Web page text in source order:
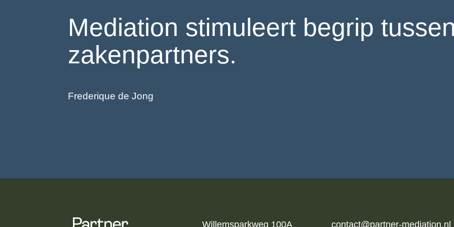
Mediation stimuleert begrip
zakenpartners.
Frederique de Jong
Willemsparkweg 100A contact@partner-mediation.nl